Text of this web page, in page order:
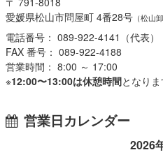
愛媛県松山市問屋町 4番28号 （松山
電話番号： 089-922-4141（代表）
FAX 番号： 089-922-4188
営業時間： 8:00 ～ 17:00
※12:00〜13:00は休憩時間となりま
営業日カレンダー
2026